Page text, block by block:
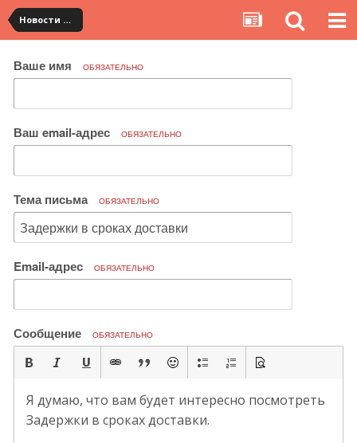
Новости сервиса
Ваше имя ОБЯЗАТЕЛЬНО
Ваш email-адрес ОБЯЗАТЕЛЬНО
Тема письма ОБЯЗАТЕЛЬНО
Email-адрес ОБЯЗАТЕЛЬНО
Сообщение ОБЯЗАТЕЛЬНО
Я думаю, что вам будет интересно посмотреть
Задержки в сроках доставки.